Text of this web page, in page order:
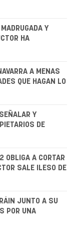
Y
HA
A MENAS
QUE HAGAN LO
Y
DE
OBLIGA A CORTAR
SALE ILESO DE
JUNTO A SU
POR UNA